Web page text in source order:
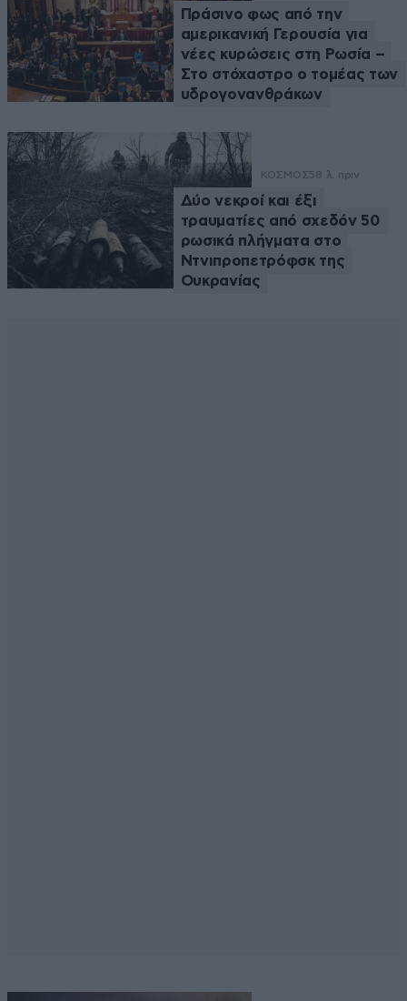
Πράσινο φως από την
αμερικανική Γερουσία για
νέες κυρώσεις στη Ρωσία –
Στο στόχαστρο ο τομέας των
υδρογονανθράκων
ΚΟΣΜΟΣ58 λ. πριν
Δύο νεκροί και έξι
τραυματίες από σχεδόν 50
ρωσικά πλήγματα στο
Ντνιπροπετρόφσκ της
Ουκρανίας